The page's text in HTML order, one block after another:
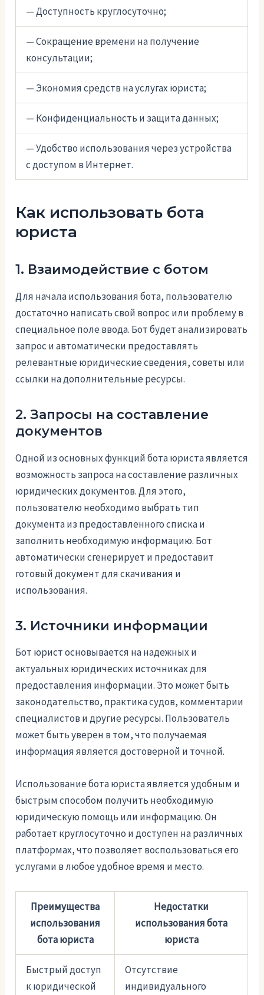
— Доступность круглосуточно;
— Сокращение времени на получение
консультации;
— Экономия средств на услугах юриста;
— Конфиденциальность и защита данных;
— Удобство использования через устройства
с доступом в Интернет.
Как использовать бота
юриста
1. Взаимодействие с ботом
Для начала использования бота, пользователю
достаточно написать свой вопрос или проблему в
специальное поле ввода. Бот будет анализировать
запрос и автоматически предоставлять
релевантные юридические сведения, советы или
ссылки на дополнительные ресурсы.
2. Запросы на составление
документов
Одной из основных функций бота юриста является
возможность запроса на составление различных
юридических документов. Для этого,
пользователю необходимо выбрать тип
документа из предоставленного списка и
заполнить необходимую информацию. Бот
автоматически сгенерирует и предоставит
готовый документ для скачивания и
использования.
3. Источники информации
Бот юрист основывается на надежных и
актуальных юридических источниках для
предоставления информации. Это может быть
законодательство, практика судов, комментарии
специалистов и другие ресурсы. Пользователь
может быть уверен в том, что получаемая
информация является достоверной и точной.
Использование бота юриста является удобным и
быстрым способом получить необходимую
юридическую помощь или информацию. Он
работает круглосуточно и доступен на различных
платформах, что позволяет воспользоваться его
услугами в любое удобное время и место.
Преимущества
использования
бота юриста
Недостатки
использования бота
юриста
Быстрый доступ
к юридической
Отсутствие
индивидуального